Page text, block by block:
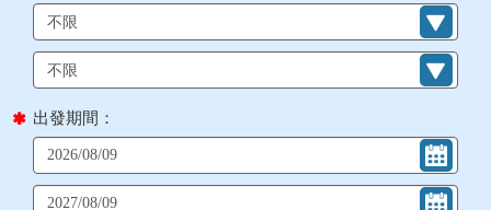
海島假期 +
韓國
東南亞 +
出發期間：